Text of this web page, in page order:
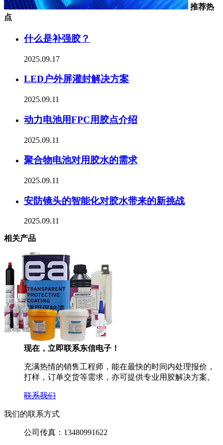
推荐热
点
什么是补强胶？
2025.09.17
LED户外屏灌封解决方案
2025.09.11
动力电池用FPC用胶点介绍
2025.09.11
聚合物电池对用胶水的需求
2025.09.11
安防镜头的智能化对胶水带来的新挑战
2025.09.11
相关产品
现在，立即联系东信电子！
充满热情的销售工程师，能在最快的时间内处理报价，
打样，订单交货等需求，亦可提供专业用胶解决方案。
联系我们
我们的联系方式
公司传真： 13480991622